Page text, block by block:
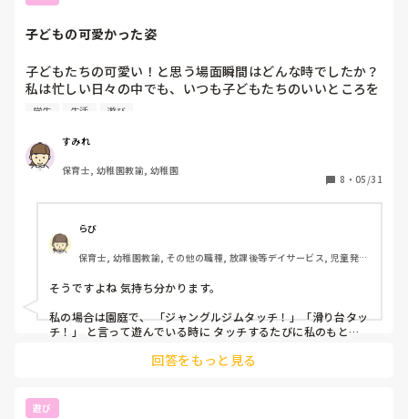
子どもの可愛かった姿
子どもたちの可愛い！と思う場面瞬間はどんな時でしたか？
私は忙しい日々の中でも、いつも子どもたちのいいところを
見つけては初心に帰ってます！
学生 生活 遊び
すみれ
保育士, 幼稚園教諭, 幼稚園
8 ・ 05/31
らび
保育士, 幼稚園教諭, その他の職種, 放課後等デイサービス, 児童発達
そうですよね 気持ち分かります。
私の場合は園庭で、 「ジャングルジムタッチ！」「滑り台タッ
チ！」 と言って遊んでいる時に タッチするたびに私のもとに
可愛い瞬間って忘れられないですよね♫
回答をもっと見る
遊び